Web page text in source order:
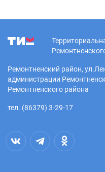
Ремонтненский район,
администрации
Ремонтненского района
тел. (86379) 3-29-17